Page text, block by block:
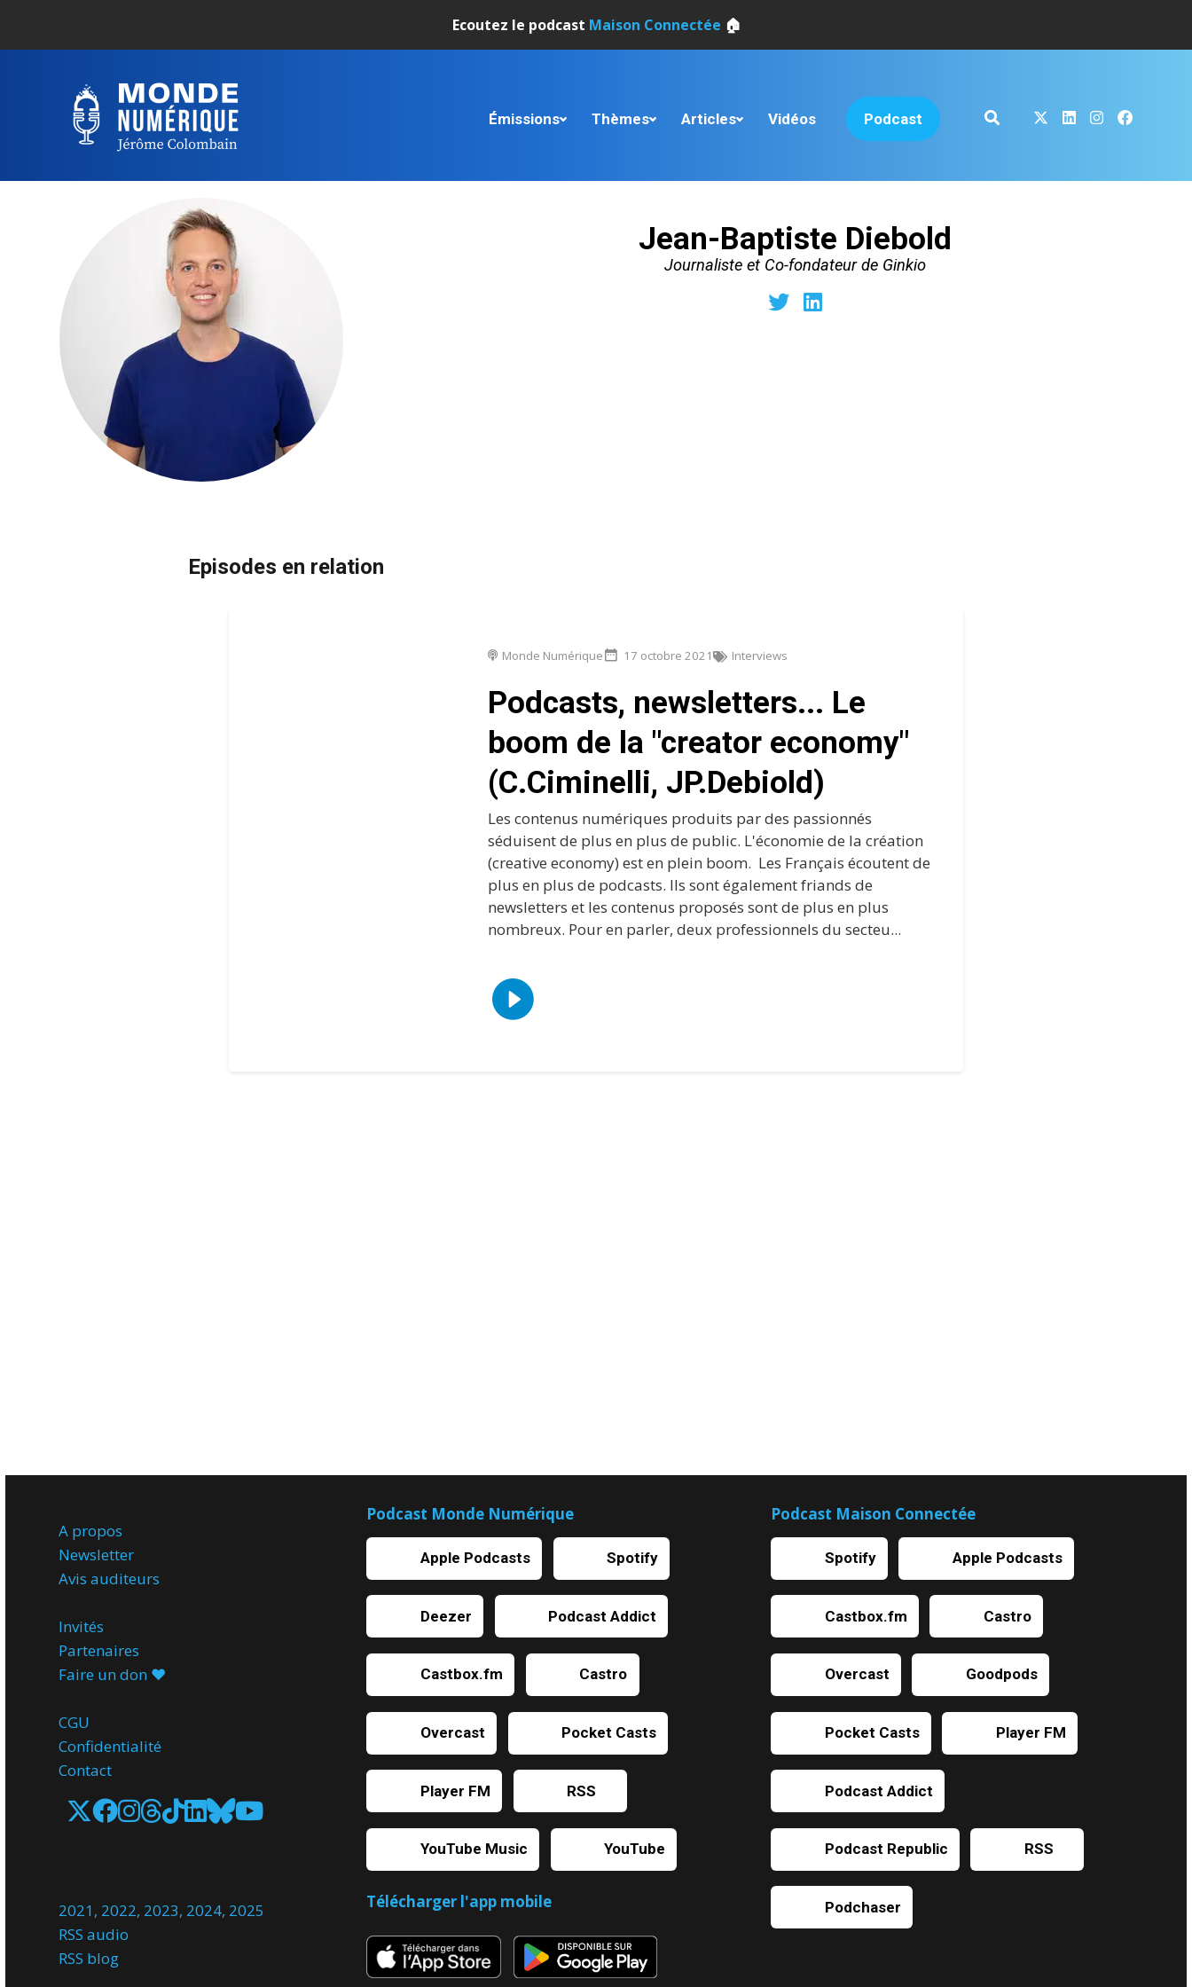
Ecoutez le podcast Maison Connectée 🏠
Émissions Thèmes Articles Vidéos Podcast
Jean-Baptiste Diebold
Journaliste et Co-fondateur de Ginkio
Episodes en relation
Monde Numérique 17 octobre 2021 Interviews
Podcasts, newsletters... Le
boom de la "creator economy"
(C.Ciminelli, JP.Debiold)
Les contenus numériques produits par des passionnés
séduisent de plus en plus de public. L'économie de la création
(creative economy) est en plein boom. Les Français écoutent de
plus en plus de podcasts. Ils sont également friands de
newsletters et les contenus proposés sont de plus en plus
nombreux. Pour en parler, deux professionnels du secteu...
A propos
Newsletter
Avis auditeurs
Invités
Partenaires
Faire un don ♥️
CGU
Confidentialité
Contact
2021, 2022, 2023, 2024, 2025
RSS audio
RSS blog
Podcast Monde Numérique
Apple Podcasts Spotify
Deezer Podcast Addict
Castbox.fm Castro
Overcast Pocket Casts
Player FM RSS
YouTube Music YouTube
Télécharger l'app mobile
Podcast Maison Connectée
Spotify Apple Podcasts
Castbox.fm Castro
Overcast Goodpods
Pocket Casts Player FM
Podcast Addict
Podcast Republic RSS
Podchaser